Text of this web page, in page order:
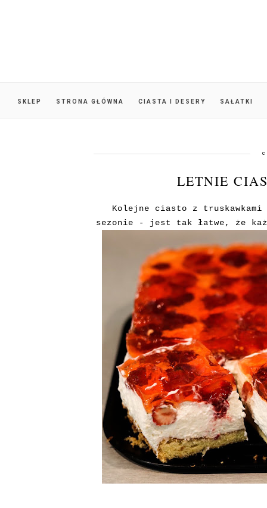
SKLEP STRONA GŁÓWNA CIASTA I DESERY SAŁATKI
LETNIE
Kolejne ciasto z
sezonie - jest tak łatwe, że